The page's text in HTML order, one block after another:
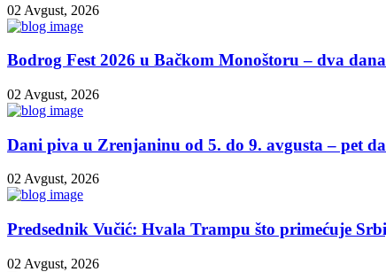
02 Avgust, 2026
Bodrog Fest 2026 u Bačkom Monoštoru – dva
02 Avgust, 2026
Dani piva u Zrenjaninu od 5. do 9. avgusta – pet
02 Avgust, 2026
Predsednik Vučić: Hvala Trampu što primećuje
02 Avgust, 2026